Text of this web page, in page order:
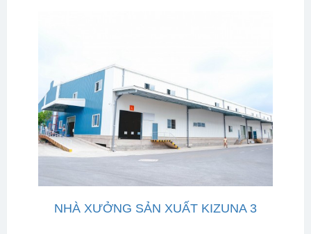
NHÀ XƯỞNG SẢN XUẤT KIZUNA 3